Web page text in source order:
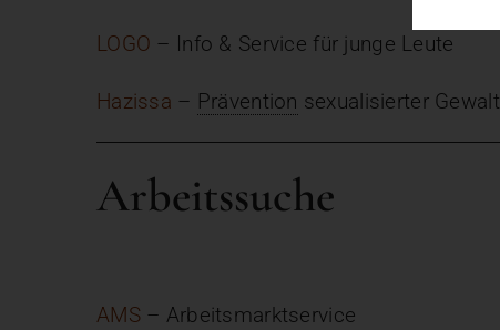
LOGO – Info & Service für junge Leute
Hazissa – Prävention sexualisierter Gewalt
Arbeitssuche
AMS – Arbeitsmarktservice